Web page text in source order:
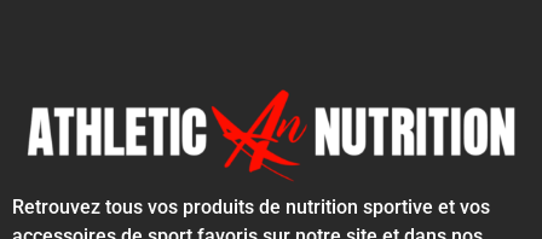
Retrouvez tous vos produits de nutrition sportive et vos